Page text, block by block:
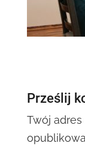
Prześlij
Twój